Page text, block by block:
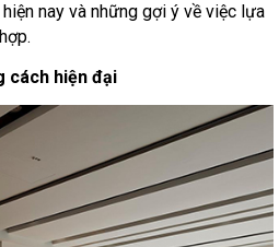
nay và những gợi ý về việc lựa
cách hiện đại